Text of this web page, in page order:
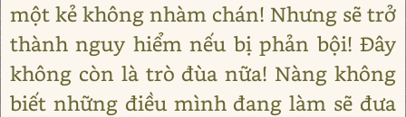
một kẻ không nhàm chán! Nhưng sẽ trở
thành nguy hiểm nếu bị phản bội! Đây
không còn là trò đùa nữa! Nàng không
biết những điều mình đang làm sẽ đưa